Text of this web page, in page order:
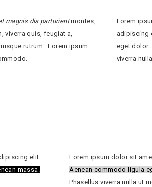
magnis dis parturientmontes,
viverra quis, feugiat a,
rutrum. Lorem ipsum
Lorem
adipiscing
eget dolor.
viverra
elit.
massa.
Lorem ipsum dolor sit
Aenean commodo ligula
Phasellus viverra nulla ut